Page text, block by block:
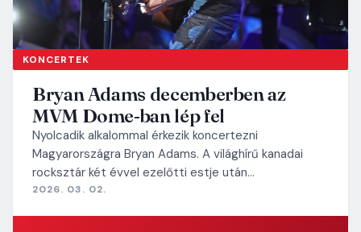
KONCERTEK
Bryan Adams decemberben az
MVM Dome-ban lép fel
Nyolcadik alkalommal érkezik koncertezni
Magyarországra Bryan Adams. A világhírű kanadai
rocksztár két évvel ezelőtti estje után…
2026. 03. 02.